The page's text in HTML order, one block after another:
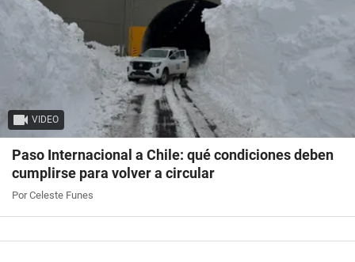
VIDEO
Paso Internacional a Chile: qué condiciones deben
cumplirse para volver a circular
Por Celeste Funes